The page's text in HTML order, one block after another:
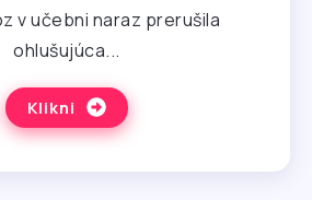
v učebni naraz prerušila
ohlušujúca...
Klikni